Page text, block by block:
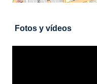
Fotos y vídeos